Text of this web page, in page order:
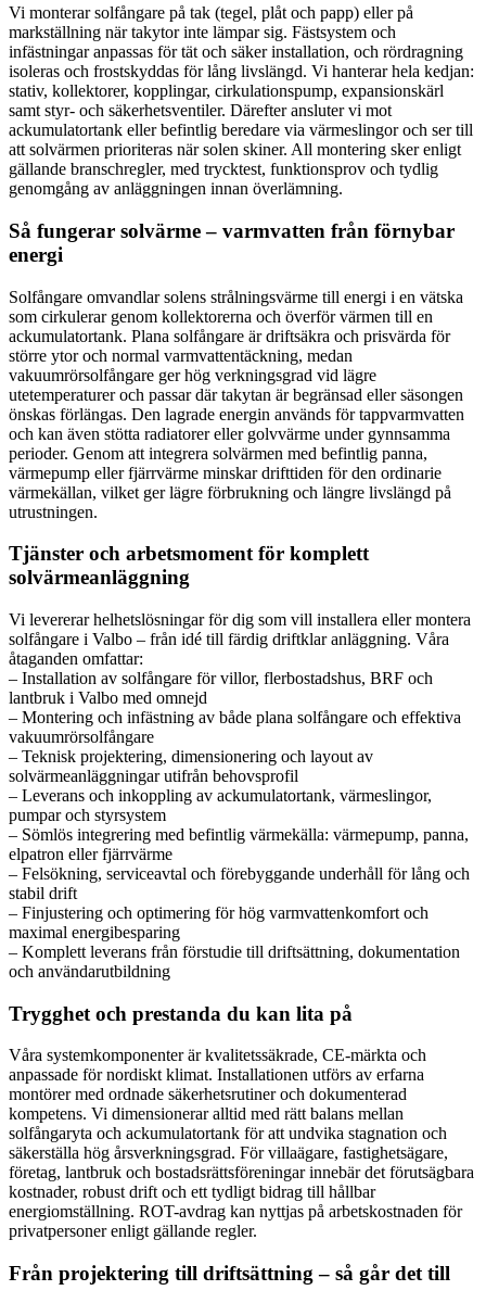
Vi monterar solfångare på tak (tegel, plåt och papp) eller på
markställning när takytor inte lämpar sig. Fästsystem och
infästningar anpassas för tät och säker installation, och rördragning
isoleras och frostskyddas för lång livslängd. Vi hanterar hela kedjan:
stativ, kollektorer, kopplingar, cirkulationspump, expansionskärl
samt styr- och säkerhetsventiler. Därefter ansluter vi mot
ackumulatortank eller befintlig beredare via värmeslingor och ser till
att solvärmen prioriteras när solen skiner. All montering sker enligt
gällande branschregler, med trycktest, funktionsprov och tydlig
genomgång av anläggningen innan överlämning.
Så fungerar solvärme – varmvatten från förnybar
energi
Solfångare omvandlar solens strålningsvärme till energi i en vätska
som cirkulerar genom kollektorerna och överför värmen till en
ackumulatortank. Plana solfångare är driftsäkra och prisvärda för
större ytor och normal varmvattentäckning, medan
vakuumrörsolfångare ger hög verkningsgrad vid lägre
utetemperaturer och passar där takytan är begränsad eller säsongen
önskas förlängas. Den lagrade energin används för tappvarmvatten
och kan även stötta radiatorer eller golvvärme under gynnsamma
perioder. Genom att integrera solvärmen med befintlig panna,
värmepump eller fjärrvärme minskar drifttiden för den ordinarie
värmekällan, vilket ger lägre förbrukning och längre livslängd på
utrustningen.
Tjänster och arbetsmoment för komplett
solvärmeanläggning
Vi levererar helhetslösningar för dig som vill installera eller montera
solfångare i Valbo – från idé till färdig driftklar anläggning. Våra
åtaganden omfattar:
– Installation av solfångare för villor, flerbostadshus, BRF och
lantbruk i Valbo med omnejd
– Montering och infästning av både plana solfångare och effektiva
vakuumrörsolfångare
– Teknisk projektering, dimensionering och layout av
solvärmeanläggningar utifrån behovsprofil
– Leverans och inkoppling av ackumulatortank, värmeslingor,
pumpar och styrsystem
– Sömlös integrering med befintlig värmekälla: värmepump, panna,
elpatron eller fjärrvärme
– Felsökning, serviceavtal och förebyggande underhåll för lång och
stabil drift
– Finjustering och optimering för hög varmvattenkomfort och
maximal energibesparing
– Komplett leverans från förstudie till driftsättning, dokumentation
och användarutbildning
Trygghet och prestanda du kan lita på
Våra systemkomponenter är kvalitetssäkrade, CE-märkta och
anpassade för nordiskt klimat. Installationen utförs av erfarna
montörer med ordnade säkerhetsrutiner och dokumenterad
kompetens. Vi dimensionerar alltid med rätt balans mellan
solfångaryta och ackumulatortank för att undvika stagnation och
säkerställa hög årsverkningsgrad. För villaägare, fastighetsägare,
företag, lantbruk och bostadsrättsföreningar innebär det förutsägbara
kostnader, robust drift och ett tydligt bidrag till hållbar
energiomställning. ROT-avdrag kan nyttjas på arbetskostnaden för
privatpersoner enligt gällande regler.
Från projektering till driftsättning – så går det till